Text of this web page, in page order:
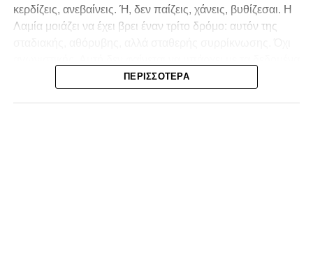
κερδίζεις, ανεβαίνεις. Ή, δεν παίζεις, χάνεις, βυθίζεσαι. Η
Λαμία μοιάζει να έχει βρει έναν τρίτο δρόμο: αυτόν της
της κατηγορίας. Της συρρίκνωσης της ίδιας της
ΠΕΡΙΣΣΌΤΕΡΑ